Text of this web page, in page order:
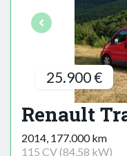
25.900 €
Renault
2014, 177.000 km
115 CV (84,58 kW)